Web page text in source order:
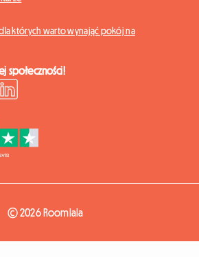
których warto wynająć pokój na
społeczności!
© 2026 Roomlala